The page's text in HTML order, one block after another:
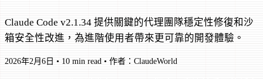
Claude Code v2.1.34 提供關鍵的代理團隊穩定性修復和沙
箱安全性改進，為進階使用者帶來更可靠的開發體驗。
2026年2月6日 • 10 min read • 作者：ClaudeWorld